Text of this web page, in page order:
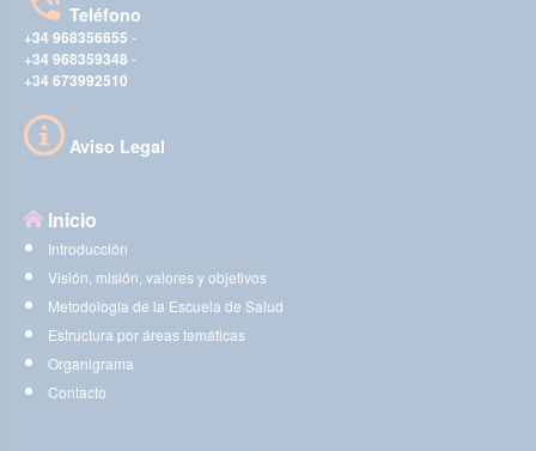
Teléfono
+34 968356655 -
+34 968359348 -
+34 673992510
Aviso Legal
Inicio
Introducción
Visión, misión, valores y objetivos
Metodología de la Escuela de Salud
Estructura por áreas temáticas
Organigrama
Contacto